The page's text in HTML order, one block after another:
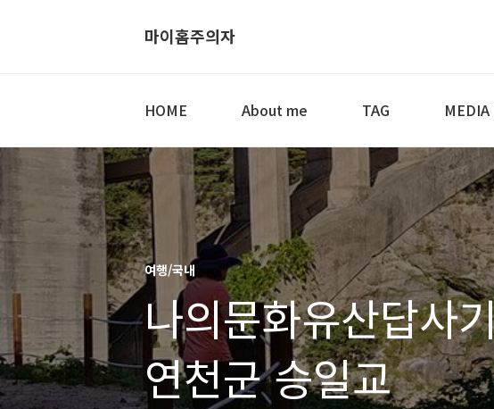
마이홈주의자
HOME About me TAG MEDIA
여행/국내
나의문화유산답사
연천군 승일교